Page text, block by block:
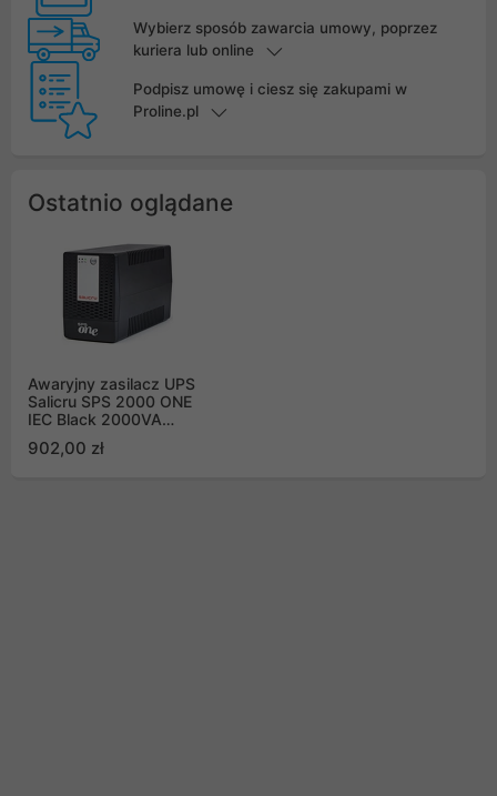
Wybierz sposób zawarcia umowy, poprzez
kuriera lub online
Podpisz umowę i ciesz się zakupami w
Proline.pl
Ostatnio oglądane
Awaryjny zasilacz UPS
Salicru SPS 2000 ONE
IEC Black 2000VA
AVR
902,00 zł